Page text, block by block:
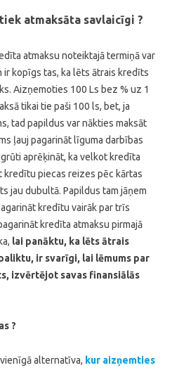
atmaksāta savlaicīgi ?
atmaksu noteiktajā termiņā var
ir kopīgs tas, ka lēts ātrais kredīts
Aizņemoties 100 Ls bez % uz 1
tikai tie paši 100 ls, bet, ja
tad papildus var nākties maksāt
ļauj pagarināt līguma darbības
aprēķināt, ka velkot kredīta
kredītu piecas reizes pēc kārtas
jau dubultā. Papildus tam jāņem
kredītu vairāk par trīs
kredīta atmaksu pirmajā
lai panāktu, ka lēts ātrais
ir svarīgi, lai lēmums par
izvērtējot savas finansiālās
?
alternatīva, kur aizņemties